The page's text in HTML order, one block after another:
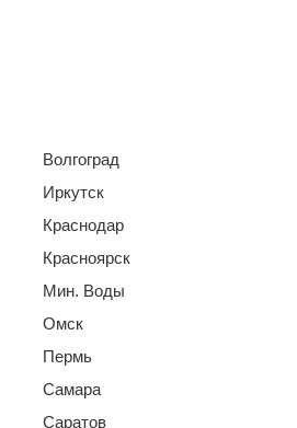
Волгоград
Иркутск
Краснодар
Красноярск
Мин. Воды
Омск
Пермь
Самара
Саратов